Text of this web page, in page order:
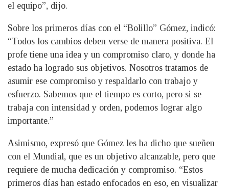
el equipo”, dijo.
Sobre los primeros días con el “Bolillo” Gómez, indicó:
“Todos los cambios deben verse de manera positiva. El
profe tiene una idea y un compromiso claro, y donde ha
estado ha logrado sus objetivos. Nosotros tratamos de
asumir ese compromiso y respaldarlo con trabajo y
esfuerzo. Sabemos que el tiempo es corto, pero si se
trabaja con intensidad y orden, podemos lograr algo
importante.”
Asimismo, expresó que Gómez les ha dicho que sueñen
con el Mundial, que es un objetivo alcanzable, pero que
requiere de mucha dedicación y compromiso. “Estos
primeros días han estado enfocados en eso, en visualizar